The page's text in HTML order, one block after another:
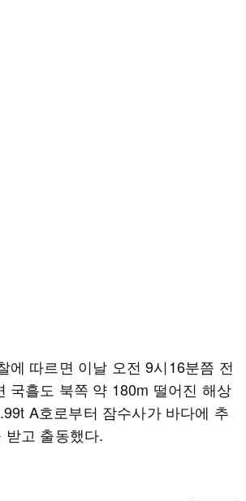
에 따르면 이날 오전 9시16분쯤 전
국흘도 북쪽 약 180m 떨어진 해상
A호로부터 잠수사가 바다에 추
받고 출동했다.